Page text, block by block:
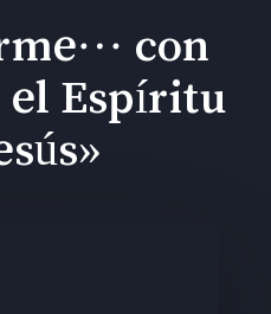
con
Espíritu